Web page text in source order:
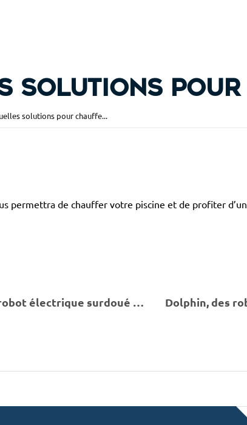
solutions pour
solutions pour chauffe...
permettra de chauffer votre piscine et de profiter
ALPHA iQ, le robot électrique surdoué de Zodiac